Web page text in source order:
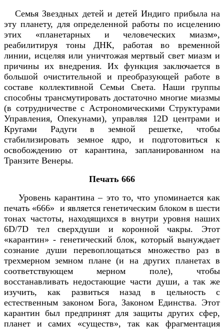
Семья Звездных детей и детей Индиго прибыла на
эту планету, для определенной работы по исцелению
этих «планетарных и человеческих миазм»,
реабилитируя тоны ДНК, работая во временной
линии, исцеляя или уничтожая мертвый свет миазм и
причины их внедрения. Их функция заключается в
большой очистительной и преобразующей работе в
составе коллективной Семьи Света. Наши группы
способны трансмутировать достаточно многие миазмы
(в сотрудничестве с Астрономическими Структурами
Управления, Опекунами), управляя 12D центрами и
Кругами Радуги в земной решетке, чтобы
стабилизировать земное ядро, и подготовиться к
освобождению от карантина, запланированном на
Транзите Венеры.
Печать 666
Уровень карантина – это то, что упоминается как
печать «666» и является генетическим блоком в шести
тонах частоты, находящихся в внутри уровня наших
6D/7D тел сверхдуши и коронной чакры. Этот
«карантин» - генетический блок, который вынуждает
сознание души перевоплощаться множество раз в
трехмерном земном плане (и на других планетах в
соответствующем мерном поле), чтобы
восстанавливать недостающие части души, а так же
изучить, как развиться назад в цельность с
естественным законом Бога, Законом Единства. Этот
карантин был предпринят для защиты других сфер,
планет и самих «существ», так как фрагментация